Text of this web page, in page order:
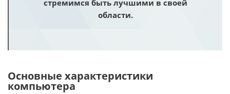
стремимся быть лучшими в своей
области.
Основные характеристики
компьютера